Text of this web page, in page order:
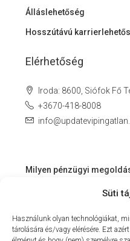
Süti
Használunk olyan technológiákat,
tárolására és/vagy elérésére. Ezt
Álláslehetőség
Hosszútávú
Elérhetőség
Iroda: 8600, Siófok Fő
+3670-418-8008
Milyen pénzügyi
szolgáltatás a Balaton